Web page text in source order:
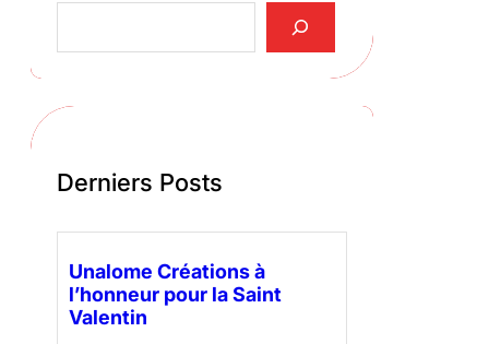
Derniers Posts
Unalome Créations à
l’honneur pour la Saint
Valentin